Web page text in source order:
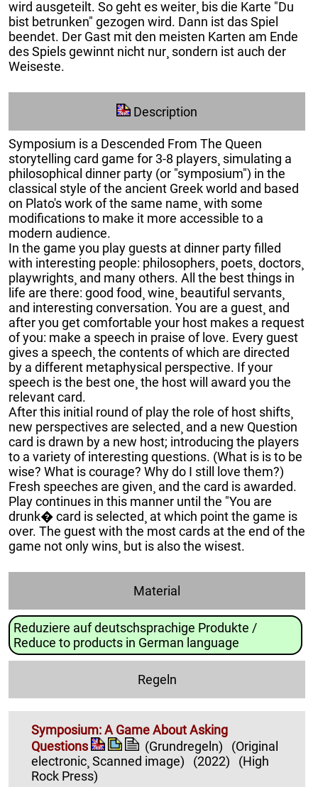
wird ausgeteilt. So geht es weiter¸ bis die Karte "Du
bist betrunken" gezogen wird. Dann ist das Spiel
beendet. Der Gast mit den meisten Karten am Ende
des Spiels gewinnt nicht nur¸ sondern ist auch der
Weiseste.
Description
Symposium is a Descended From The Queen
storytelling card game for 3-8 players¸ simulating a
philosophical dinner party (or "symposium") in the
classical style of the ancient Greek world and based
on Plato's work of the same name¸ with some
modifications to make it more accessible to a
modern audience.
In the game you play guests at dinner party filled
with interesting people: philosophers¸ poets¸ doctors¸
playwrights¸ and many others. All the best things in
life are there: good food¸ wine¸ beautiful servants¸
and interesting conversation. You are a guest¸ and
after you get comfortable your host makes a request
of you: make a speech in praise of love. Every guest
gives a speech¸ the contents of which are directed
by a different metaphysical perspective. If your
speech is the best one¸ the host will award you the
relevant card.
After this initial round of play the role of host shifts¸
new perspectives are selected¸ and a new Question
card is drawn by a new host; introducing the players
to a variety of interesting questions. (What is is to be
wise? What is courage? Why do I still love them?)
Fresh speeches are given¸ and the card is awarded.
Play continues in this manner until the "You are
drunk� card is selected¸ at which point the game is
over. The guest with the most cards at the end of the
game not only wins¸ but is also the wisest.
Material
Reduziere auf deutschsprachige Produkte /
Reduce to products in German language
Regeln
Symposium: A Game About Asking
Questions
(Grundregeln)
(Original
electronic¸ Scanned image)
(2022)
(High
Rock Press)